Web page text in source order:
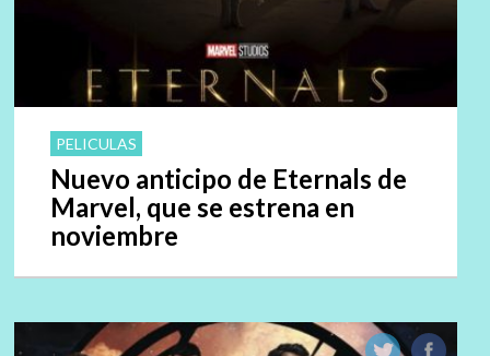
PELICULAS
Nuevo anticipo de Eternals de
Marvel, que se estrena en
noviembre